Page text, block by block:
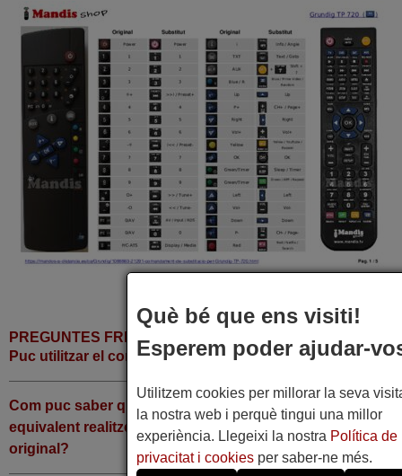
PREGUNTES FREQÜENTS
Puc utilitzar el comandament per altres aparells?
Com puc saber quines tecles del comandament
equivalent realitzen les funcions del comandament
original?
Què bé que ens visiti!
Esperem poder ajudar-
Utilitzem cookies per millorar la seva
la nostra web i perquè tingui una millor
experiència. Llegeixi la nostra Política de
privacitat i cookiesper saber-ne més.